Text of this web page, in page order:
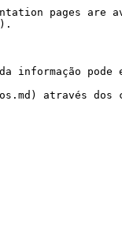
pages are
informação pode
através dos